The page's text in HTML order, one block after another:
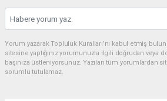
Yorum yazarak Topluluk Kuralları’nı kabul etmiş
sitesine yaptığınız yorumunuzla ilgili doğrudan veya
başınıza üstleniyorsunuz. Yazılan tüm yorumlardan
sorumlu tutulamaz.